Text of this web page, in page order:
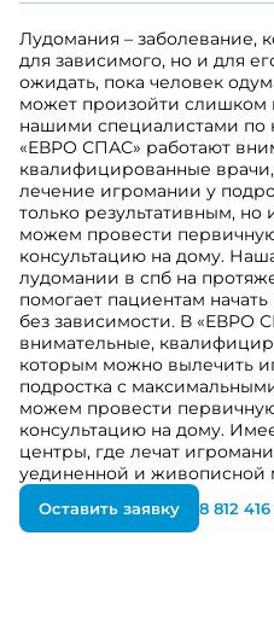
Лудомания – заболевание,
для зависимого, но и для
ожидать, пока человек
может произойти слишком
нашими специалистами по
«ЕВРО СПАС» работают
квалифицированные
лечение игромании у
только результативным,
можем провести
консультацию на дому.
лудомании в спб на
помогает пациентам
без зависимости. В «ЕВРО
внимательные,
которым можно вылечить
подростка с
можем провести
консультацию на дому.
центры, где лечат
уединенной и живописной
Оставить заявку 8 812